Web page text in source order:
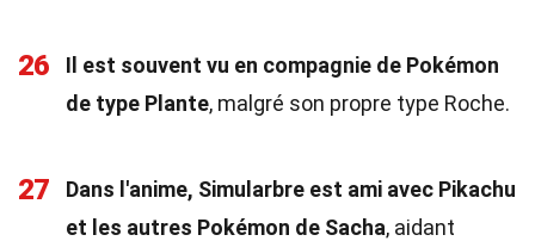
26
Il est souvent vu en compagnie de Pokémon
de type Plante, malgré son propre type Roche.
27
Dans l'anime, Simularbre est ami avec Pikachu
et les autres Pokémon de Sacha, aidant